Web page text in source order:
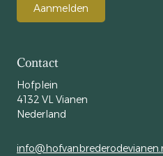
Aanmelden
Contact
Hofplein
4132 VL Vianen
Nederland